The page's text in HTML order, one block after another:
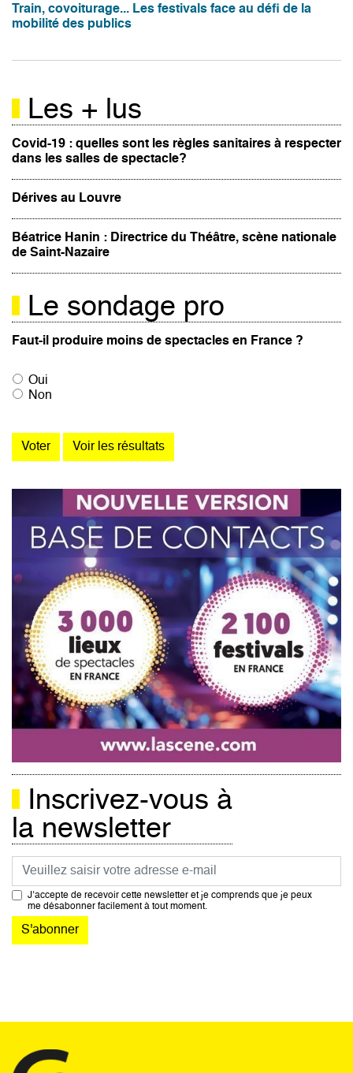
Train, covoiturage... Les festivals face au défi de la
mobilité des publics
Les + lus
Covid-19 : quelles sont les règles sanitaires à respecter
dans les salles de spectacle?
Dérives au Louvre
Béatrice Hanin : Directrice du Théâtre, scène nationale
de Saint-Nazaire
Le sondage pro
Faut-il produire moins de spectacles en France ?
Oui
Non
Inscrivez-vous à
la newsletter
Courriel
J’accepte de recevoir cette newsletter et je comprends que je peux
me désabonner facilement à tout moment.